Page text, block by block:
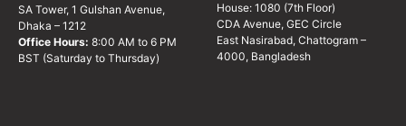
SA Tower, 1 Gulshan Avenue,
Dhaka – 1212
Office Hours: 8:00 AM to 6 PM
BST (Saturday to Thursday)
House: 1080 (7th Floor)
CDA Avenue, GEC Circle
East Nasirabad, Chattogram –
4000, Bangladesh